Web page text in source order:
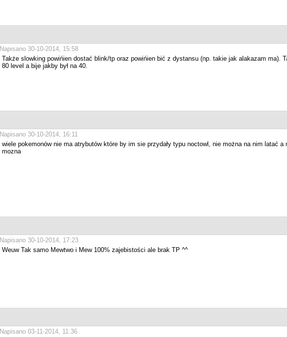
Napisano 30-10-2014, 15:58
Także slowking powińien dostać blink/tp oraz powińien bić z dystansu (np. takie jak alakazam ma).
80 level a bije jakby był na 40.
Napisano 30-10-2014, 16:11
wiele pokemonów nie ma atrybutów które by im sie przydały typu noctowl, nie można na nim latać
mozna
Napisano 30-10-2014, 17:23
Weuw Tak samo Mewtwo i Mew 100% zajebistości ale brak TP ^^
Napisano 03-11-2014, 11:36